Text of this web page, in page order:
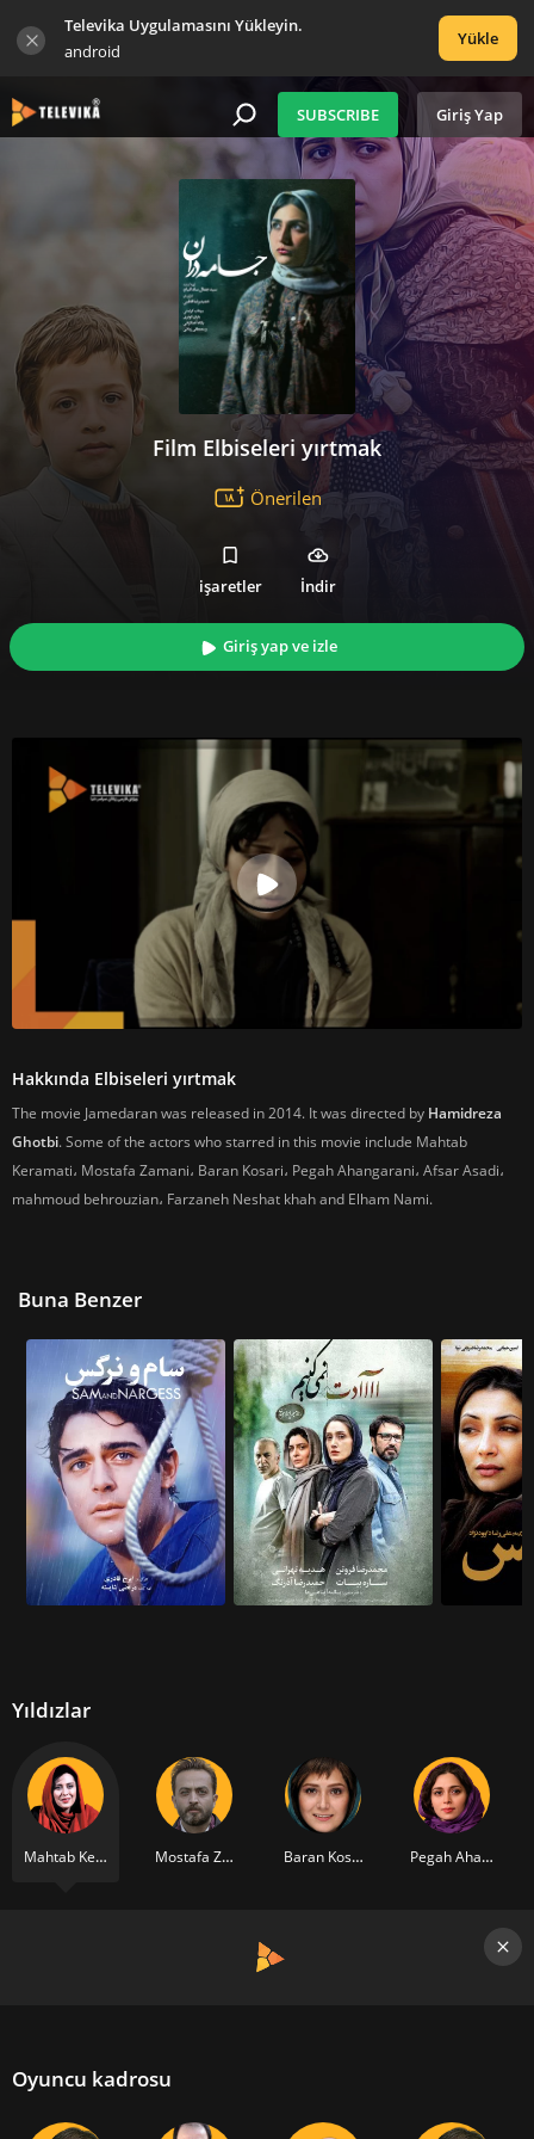
Televika Uygulamasını Yükleyin.
android
Yükle
SUBSCRIBE Giriş Yap
Film Elbiseleri yırtmak
Önerilen
işaretler İndir
Giriş yap ve izle
Hakkında Elbiseleri yırtmak
The movie Jamedaran was released in 2014. It was directed by Hamidreza
Ghotbi. Some of the actors who starred in this movie include Mahtab
Keramati، Mostafa Zamani، Baran Kosari، Pegah Ahangarani، Afsar Asadi،
mahmoud behrouzian، Farzaneh Neshat khah and Elham Nami.
Buna Benzer
Yıldızlar
Mahtab Keramati Mostafa Zamani Baran Kosari Pegah Ahangarani
Oyuncu kadrosu